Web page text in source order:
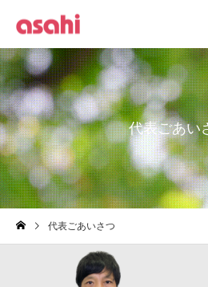
代表ごあい
代表ごあいさつ